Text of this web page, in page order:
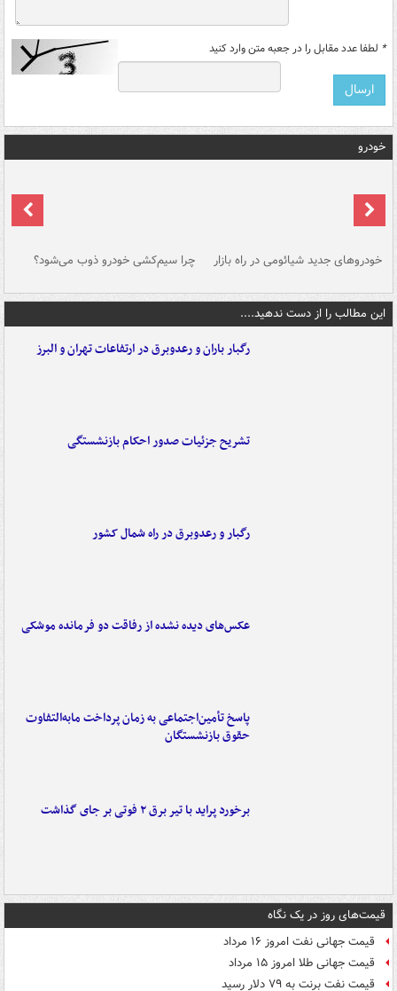
* لطفا عدد مقابل را در جعبه متن وارد کنید
خودرو
خودروهای جدید شیائومی در راه بازار چرا سیم‌کشی خودرو ذوب می‌شود؟
این مطالب را از دست ندهید....
رگبار باران و رعدوبرق در ارتفاعات تهران و البرز
تشریح جزئیات صدور احکام بازنشستگی
رگبار و رعدوبرق در راه شمال کشور
عکس‌های دیده نشده از رفاقت دو فرمانده‌ موشکی
پاسخ تأمین‌اجتماعی به زمان پرداخت مابه‌التفاوت
حقوق بازنشستگان
برخورد پراید با تیر برق ۲ فوتی بر جای گذاشت
قیمت‌های روز در یک نگاه
قیمت جهانی نفت امروز ۱۶ مرداد
قیمت جهانی طلا امروز ۱۵ مرداد
قیمت نفت برنت به ۷۹ دلار رسید